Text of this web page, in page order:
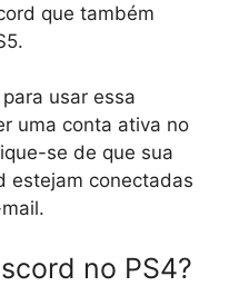
que também
usar essa
uma conta ativa no
se de que sua
estejam conectadas
no PS4?